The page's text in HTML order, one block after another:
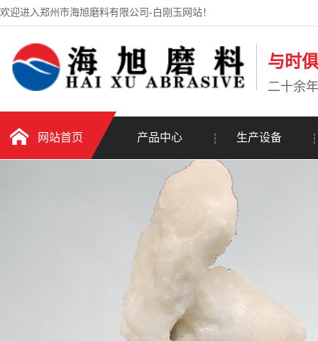
欢迎进入郑州市海旭磨料有限公司-白刚玉网站！
与时
二十余
网站首页 产品中心 生产设备